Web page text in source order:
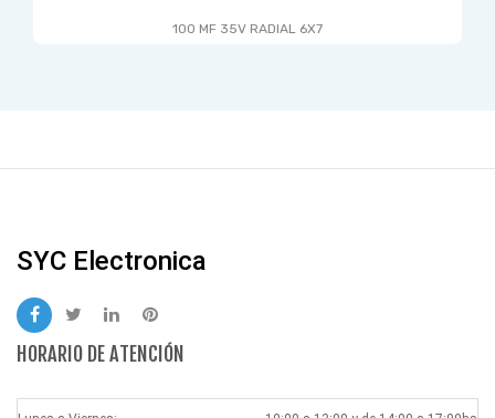
100 MF 35V RADIAL 6X7
SYC Electronica
HORARIO DE ATENCIÓN